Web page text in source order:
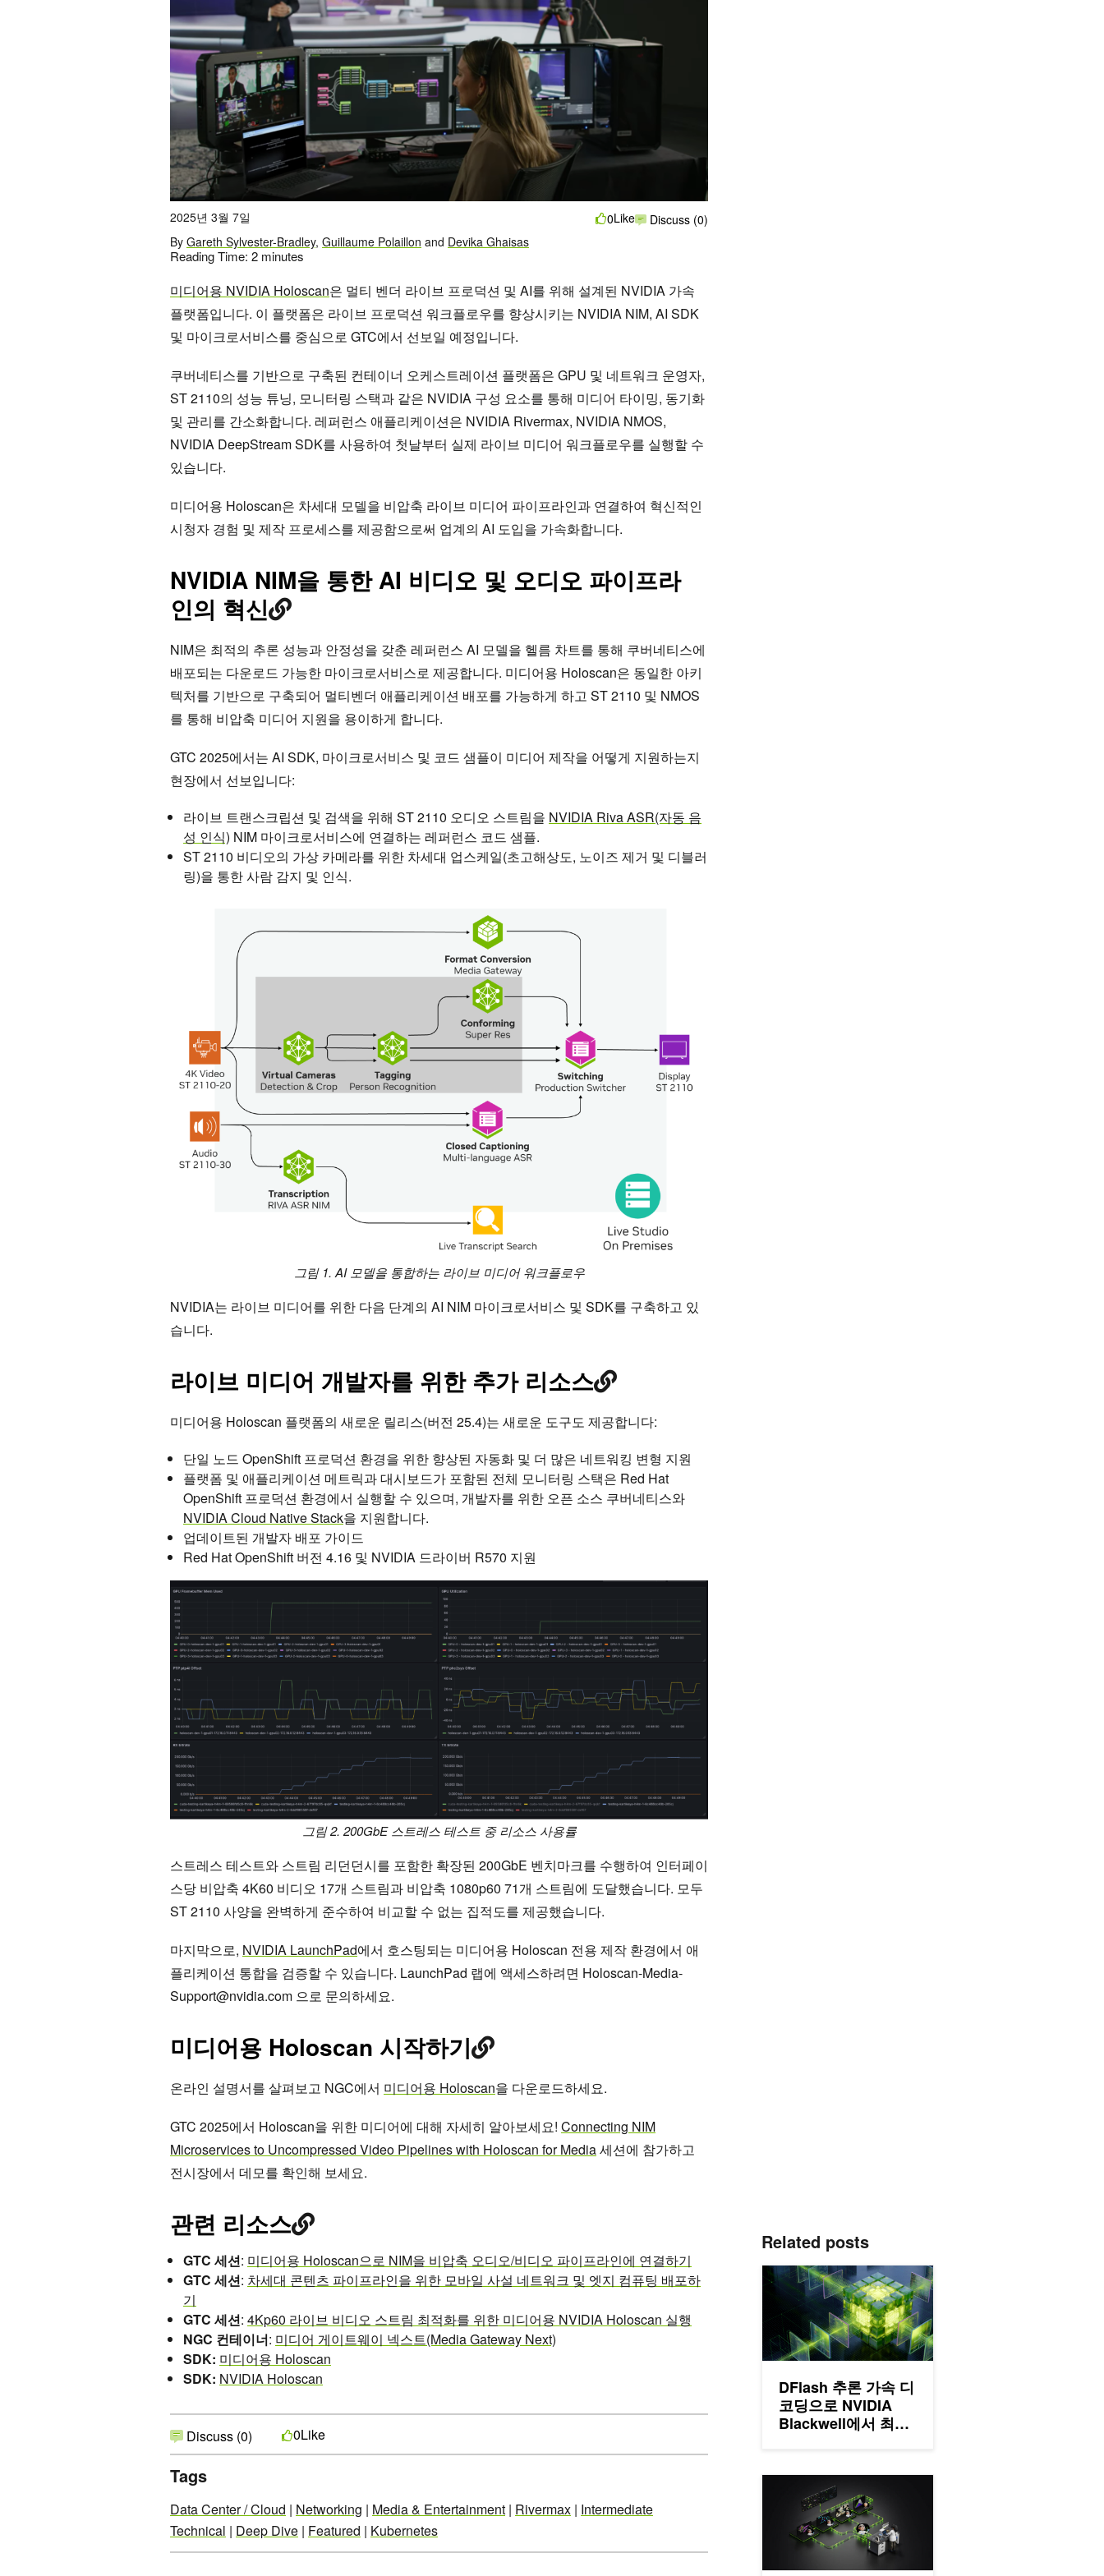
2025년 3월 7일
By Gareth Sylvester-Bradley, Guillaume Polaillon and Devika Ghaisas
0Like Discuss (0)
Reading Time: 2 minutes
미디어용 NVIDIA Holoscan은 멀티 벤더 라이브 프로덕션 및 AI를 위해 설계된 NVIDIA 가속
플랫폼입니다. 이 플랫폼은 라이브 프로덕션 워크플로우를 향상시키는 NVIDIA NIM, AI SDK
및 마이크로서비스를 중심으로 GTC에서 선보일 예정입니다.
쿠버네티스를 기반으로 구축된 컨테이너 오케스트레이션 플랫폼은 GPU 및 네트워크 운영자,
ST 2110의 성능 튜닝, 모니터링 스택과 같은 NVIDIA 구성 요소를 통해 미디어 타이밍, 동기화
및 관리를 간소화합니다. 레퍼런스 애플리케이션은 NVIDIA Rivermax, NVIDIA NMOS,
NVIDIA DeepStream SDK를 사용하여 첫날부터 실제 라이브 미디어 워크플로우를 실행할 수
있습니다.
미디어용 Holoscan은 차세대 모델을 비압축 라이브 미디어 파이프라인과 연결하여 혁신적인
시청자 경험 및 제작 프로세스를 제공함으로써 업계의 AI 도입을 가속화합니다.
NVIDIA NIM을 통한 AI 비디오 및 오디오 파이프라
인의 혁신
NIM은 최적의 추론 성능과 안정성을 갖춘 레퍼런스 AI 모델을 헬름 차트를 통해 쿠버네티스에
배포되는 다운로드 가능한 마이크로서비스로 제공합니다. 미디어용 Holoscan은 동일한 아키
텍처를 기반으로 구축되어 멀티벤더 애플리케이션 배포를 가능하게 하고 ST 2110 및 NMOS
를 통해 비압축 미디어 지원을 용이하게 합니다.
GTC 2025에서는 AI SDK, 마이크로서비스 및 코드 샘플이 미디어 제작을 어떻게 지원하는지
현장에서 선보입니다:
라이브 트랜스크립션 및 검색을 위해 ST 2110 오디오 스트림을 NVIDIA Riva ASR(자동 음
성 인식) NIM 마이크로서비스에 연결하는 레퍼런스 코드 샘플.
ST 2110 비디오의 가상 카메라를 위한 차세대 업스케일(초고해상도, 노이즈 제거 및 디블러
링)을 통한 사람 감지 및 인식.
그림 1. AI 모델을 통합하는 라이브 미디어 워크플로우
NVIDIA는 라이브 미디어를 위한 다음 단계의 AI NIM 마이크로서비스 및 SDK를 구축하고 있
습니다.
라이브 미디어 개발자를 위한 추가 리소스
미디어용 Holoscan 플랫폼의 새로운 릴리스(버전 25.4)는 새로운 도구도 제공합니다:
단일 노드 OpenShift 프로덕션 환경을 위한 향상된 자동화 및 더 많은 네트워킹 변형 지원
플랫폼 및 애플리케이션 메트릭과 대시보드가 포함된 전체 모니터링 스택은 Red Hat
OpenShift 프로덕션 환경에서 실행할 수 있으며, 개발자를 위한 오픈 소스 쿠버네티스와
NVIDIA Cloud Native Stack을 지원합니다.
업데이트된 개발자 배포 가이드
Red Hat OpenShift 버전 4.16 및 NVIDIA 드라이버 R570 지원
그림 2. 200GbE 스트레스 테스트 중 리소스 사용률
스트레스 테스트와 스트림 리던던시를 포함한 확장된 200GbE 벤치마크를 수행하여 인터페이
스당 비압축 4K60 비디오 17개 스트림과 비압축 1080p60 71개 스트림에 도달했습니다. 모두
ST 2110 사양을 완벽하게 준수하여 비교할 수 없는 집적도를 제공했습니다.
마지막으로, NVIDIA LaunchPad에서 호스팅되는 미디어용 Holoscan 전용 제작 환경에서 애
플리케이션 통합을 검증할 수 있습니다. LaunchPad 랩에 액세스하려면 Holoscan-Media-
Support@nvidia.com 으로 문의하세요.
미디어용 Holoscan 시작하기
온라인 설명서를 살펴보고 NGC에서 미디어용 Holoscan을 다운로드하세요.
GTC 2025에서 Holoscan을 위한 미디어에 대해 자세히 알아보세요! Connecting NIM
Microservices to Uncompressed Video Pipelines with Holoscan for Media세션에 참가하고
전시장에서 데모를 확인해 보세요.
관련 리소스
GTC 세션: 미디어용 Holoscan으로 NIM을 비압축 오디오/비디오 파이프라인에 연결하기
GTC 세션: 차세대 콘텐츠 파이프라인을 위한 모바일 사설 네트워크 및 엣지 컴퓨팅 배포하
기
GTC 세션: 4Kp60 라이브 비디오 스트림 최적화를 위한 미디어용 NVIDIA Holoscan 실행
NGC 컨테이너: 미디어 게이트웨이 넥스트(Media Gateway Next)
SDK: 미디어용 Holoscan
SDK: NVIDIA Holoscan
Discuss (0) 0Like
Tags
Data Center / Cloud | Networking | Media & Entertainment | Rivermax | Intermediate
Technical | Deep Dive | Featured | Kubernetes
Related posts
DFlash 추론 가속 디
코딩으로 NVIDIA
Blackwell에서 최대
DFlash 추론 가속 디코딩으로 NVIDIA Blackwell에서 최대 15